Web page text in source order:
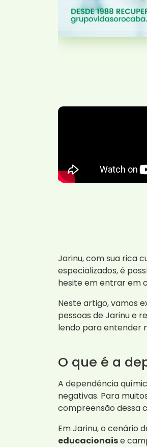
Jarinu, com sua rica
especializados, é
hesite em entrar em
Neste artigo, vamos
pessoas de Jarinu e
lendo para entender
O que é a
A dependência
negativas. Para
compreensão dessa
Em Jarinu, o cenário
educacionaise